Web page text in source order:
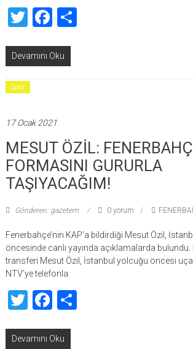
TwitterFacebook
Devamını Oku
Spor
17 Ocak 2021
MESUT ÖZİL:
FORMASINI GURURLA
TAŞIYACAĞIM!
Gönderen: gazetem 0 yorum
Fenerbahçe’nin KAP’a bildirdiği Mesut Özil,
öncesinde canlı yayında açıklamalarda bulundu.
transferi Mesut Özil, İstanbul yolcuğu öncesi
NTV’ye telefonla
TwitterFacebook
Devamını Oku